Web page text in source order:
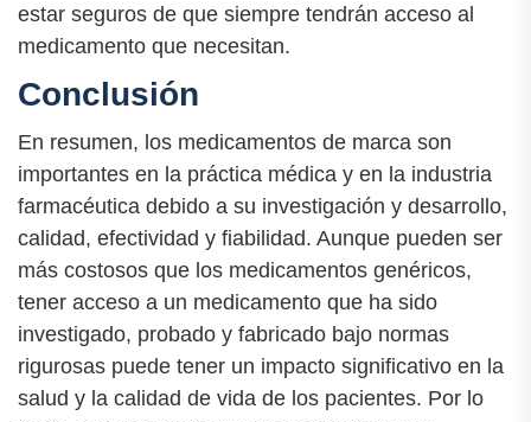
estar seguros de que siempre tendrán acceso al
medicamento que necesitan.
Conclusión
En resumen, los medicamentos de marca son
importantes en la práctica médica y en la industria
farmacéutica debido a su investigación y desarrollo,
calidad, efectividad y fiabilidad. Aunque pueden ser
más costosos que los medicamentos genéricos,
tener acceso a un medicamento que ha sido
investigado, probado y fabricado bajo normas
rigurosas puede tener un impacto significativo en la
salud y la calidad de vida de los pacientes. Por lo